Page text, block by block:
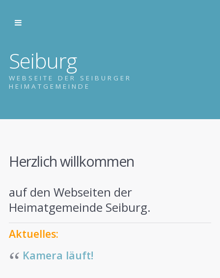
Seiburg
WEBSEITE DER SEIBURGER
HEIMATGEMEINDE
Herzlich willkommen
auf den Webseiten der
Heimatgemeinde Seiburg.
Aktuelles:
Kamera läuft!